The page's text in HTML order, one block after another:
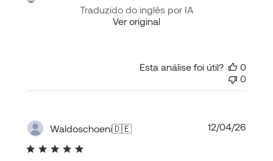
Traduzido do inglês por IA
Ver original
Esta análise foi útil?
0
0
Waldoschoeni🇩🇪 12/04/26